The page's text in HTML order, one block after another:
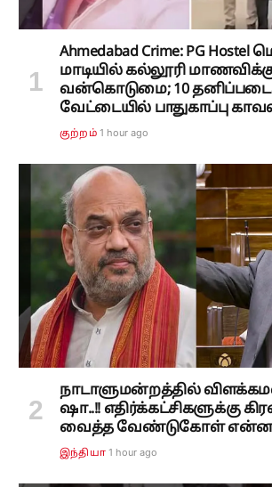
Ahmedabad Crime: PG
மாடியில் கல்லூரி
வன்கொடுமை; 10
வேட்டையில் பாதுகாப்பு
குற்றம் 1 hour ago
நாடாளுமன்றத்தில்
ஷா..!! எதிர்க்கட்சிகளுக்கு
வைத்த வேண்டுகோள்
இந்தியா 1 hour ago